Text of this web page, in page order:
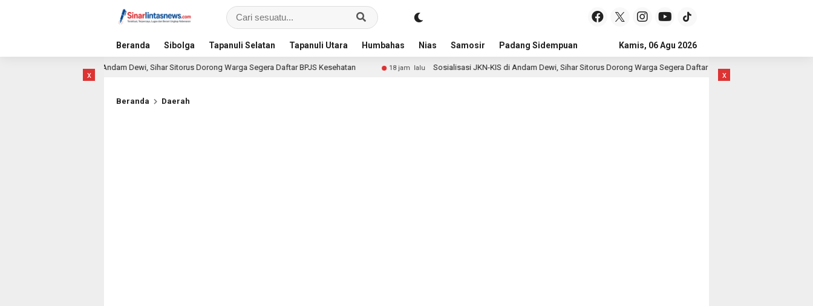
Beranda Sibolga Tapanuli Selatan Tapanuli Utara Humbahas Nias Samosir Padang Sidempuan Subulussalam Mandailing Natal
Kamis, 06 Agu 2026
x
KIS di Andam Dewi, Sihar Sitorus Dorong Warga Segera Daftar BPJS Kesehatan 18 jam lalu Sosialisasi JKN-KIS di Andam Dewi, Sihar Sitorus Dorong Warga Segera Daftar BPJS Kesehatan 1 hari lalu
Beranda Daerah
x